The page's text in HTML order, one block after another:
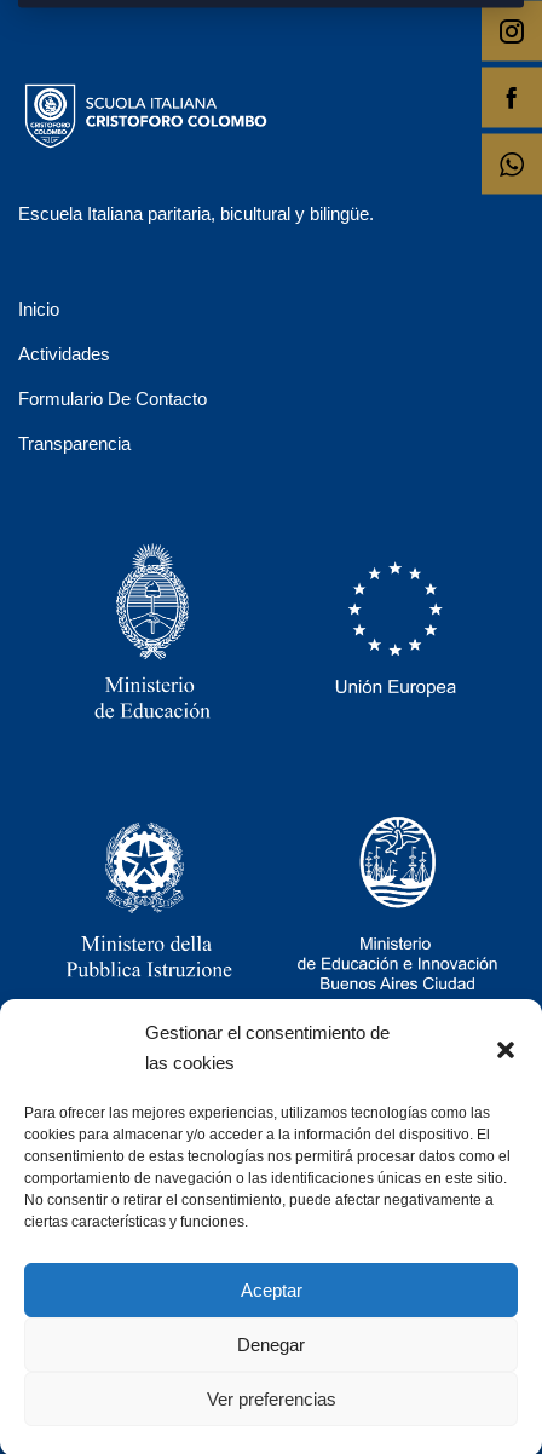
Gestionar el consentimiento de
las cookies
Para ofrecer las mejores experiencias, utilizamos tecnologías como las
cookies para almacenar y/o acceder a la información del dispositivo. El
consentimiento de estas tecnologías nos permitirá procesar datos como el
comportamiento de navegación o las identificaciones únicas en este sitio.
No consentir o retirar el consentimiento, puede afectar negativamente a
ciertas características y funciones.
Aceptar
Denegar
Ver preferencias
Escuela Italiana paritaria, bicultural y bilingüe.
Inicio
Actividades
Formulario De Contacto
Transparencia
Ramsay 2251, CABA, Argentina
011 4781-0060
consultas@cristoforocolombo.org.ar